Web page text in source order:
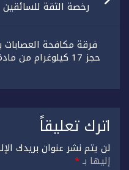
رخصة الثقة للسائقين
فرقة مكافحة
اترك تعليقاً
لن يتم نشر عنوان بريدك
إليها بـ*